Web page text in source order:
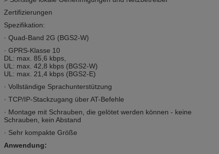
Zertifizierungen
Spezifikation:
· Quad-Band 2G (BGS2-W)
· GPRS-Klasse 10
DL: max. 85,6 kbps,
UL: max. 42,8 kbps (BGS2-W)
UL: max. 21,4 kbps (BGS2-E)
· Vollständige Sprachunterstützung
· TCP/IP-Stackzugang über AT-Befehle
· Montage mit Schrauben, die gelötet werden können - keine
Schrauben, kein Abstand
· Sehr kompakte Größe
Anwendung: